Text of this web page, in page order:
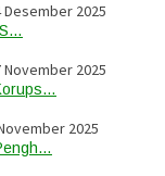
Desember 2025
November 2025
2025